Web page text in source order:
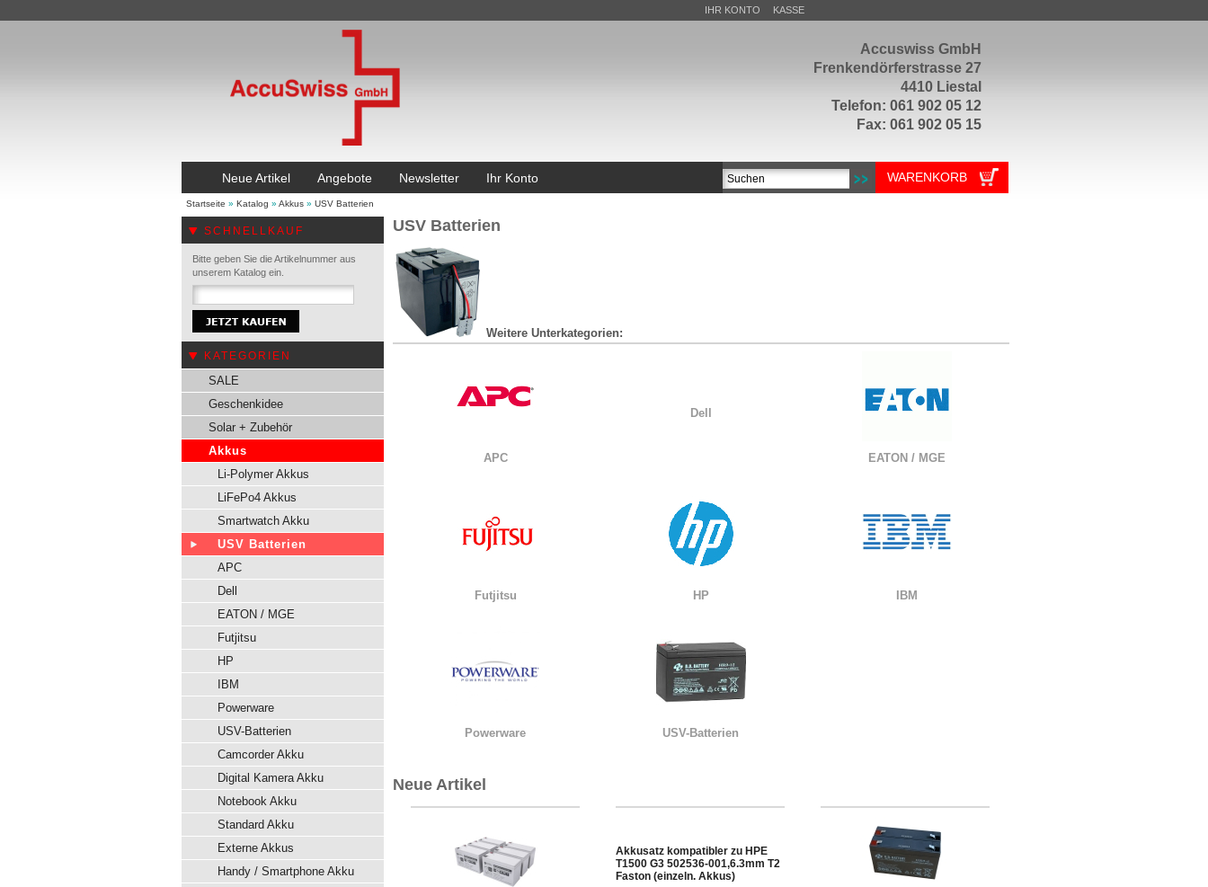
Accuswiss GmbH
Frenkendörferstrasse 27
4410 Liestal
Telefon: 061 902 05 12
Fax: 061 902 05 15
IHR KONTO KASSE
Neue Artikel Angebote Newsletter Ihr Konto WARENKORB
Startseite » Katalog » Akkus » USV Batterien
SCHNELLKAUF
Bitte geben Sie die Artikelnummer aus
unserem Katalog ein.
KATEGORIEN
SALE
Geschenkidee
Solar + Zubehör
Akkus
Li-Polymer Akkus
LiFePo4 Akkus
Smartwatch Akku
USV Batterien
APC
Dell
EATON / MGE
Futjitsu
HP
IBM
Powerware
USV-Batterien
Camcorder Akku
Digital Kamera Akku
Notebook Akku
Standard Akku
Externe Akkus
Handy / Smartphone Akku
USV Batterien
Weitere Unterkategorien:
APC
Dell
EATON / MGE
Futjitsu HP IBM
Powerware USV-Batterien
Neue Artikel
Akkusatz kompatibler zu HPE
T1500 G3 502536-001,6.3mm T2
Faston (einzeln. Akkus)